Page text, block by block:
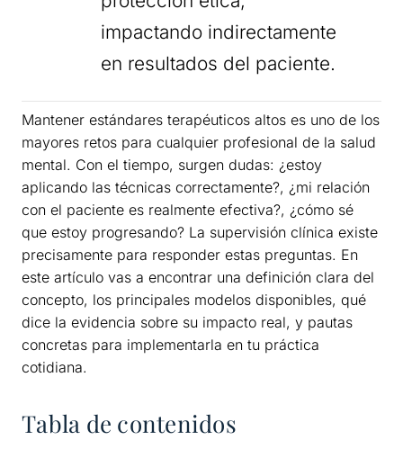
impactando indirectamente
en resultados del paciente.
Mantener estándares terapéuticos altos es uno de los
mayores retos para cualquier profesional de la salud
mental. Con el tiempo, surgen dudas: ¿estoy
aplicando las técnicas correctamente?, ¿mi relación
con el paciente es realmente efectiva?, ¿cómo sé
que estoy progresando? La supervisión clínica existe
precisamente para responder estas preguntas. En
este artículo vas a encontrar una definición clara del
concepto, los principales modelos disponibles, qué
dice la evidencia sobre su impacto real, y pautas
concretas para implementarla en tu práctica
cotidiana.
Tabla de contenidos